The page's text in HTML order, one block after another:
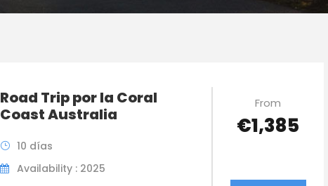
Road Trip por la Coral
Coast Australia
10 días
Availability : 2025
From
€1,385